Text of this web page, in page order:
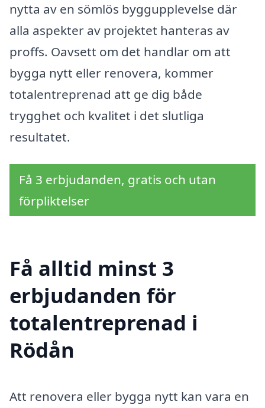
nytta av en sömlös byggupplevelse där
alla aspekter av projektet hanteras av
proffs. Oavsett om det handlar om att
bygga nytt eller renovera, kommer
totalentreprenad att ge dig både
trygghet och kvalitet i det slutliga
resultatet.
Få 3 erbjudanden, gratis och utan
förpliktelser
Få alltid minst 3
erbjudanden för
totalentreprenad i
Rödån
Att renovera eller bygga nytt kan vara en